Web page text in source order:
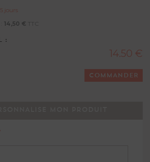
jours
14,50 € TTC
:
14.50 €
COMMANDER
*